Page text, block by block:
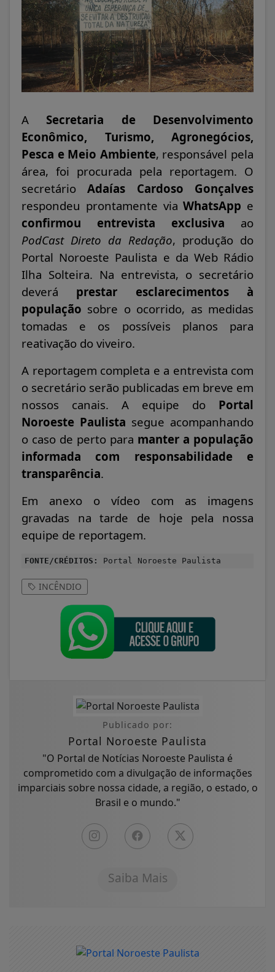
A Secretaria de Desenvolvimento
Econômico, Turismo, Agronegócios,
Pesca e Meio Ambiente, responsável pela
área, foi procurada pela reportagem. O
secretárioAdaías Cardoso Gonçalves
respondeu prontamente viaWhatsApp e
confirmou entrevista exclusiva ao
PodCast Direto da Redação, produção do
Portal Noroeste Paulista e da Web Rádio
Ilha Solteira. Na entrevista, o secretário
deverá prestar esclarecimentos à
população sobre o ocorrido, as medidas
tomadas e os possíveis planos para
reativação do viveiro.
A reportagem completa e a entrevista com
o secretário serão publicadas em breve em
nossos canais. A equipe do Portal
Noroeste Paulista segue acompanhando
o caso de perto para manter a população
informada com responsabilidade e
transparência.
Em anexo o vídeo com as imagens
gravadas na tarde de hoje pela nossa
equipe de reportagem.
FONTE/CRÉDITOS: Portal Noroeste Paulista
INCÊNDIO
Publicado por:
Portal Noroeste Paulista
"O Portal de Notícias Noroeste Paulista é
comprometido com a divulgação de informações
imparciais sobre nossa cidade, a região, o estado, o
Brasil e o mundo."
Saiba Mais